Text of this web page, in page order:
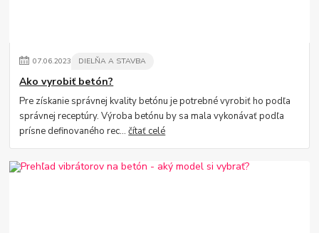
07.06.2023 DIELŇA A STAVBA
Ako vyrobiť betón?
Pre získanie správnej kvality betónu je potrebné vyrobiť ho podľa
správnej receptúry. Výroba betónu by sa mala vykonávať podľa
prísne definovaného rec...čítať celé